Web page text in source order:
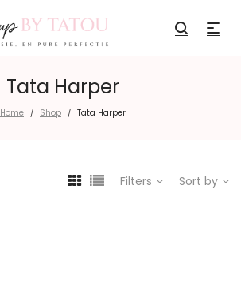
Tata Harper
Home / Shop / Tata Harper
Filters Sort by